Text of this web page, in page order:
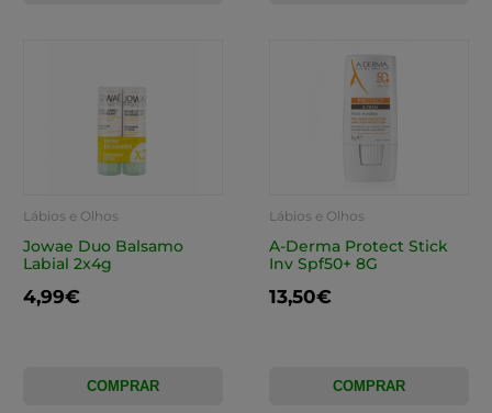
Lábios e Olhos
Jowae Duo Balsamo
Labial 2x4g
4,99€
COMPRAR
Lábios e Olhos
A-Derma Protect Stick
Inv Spf50+ 8G
13,50€
COMPRAR